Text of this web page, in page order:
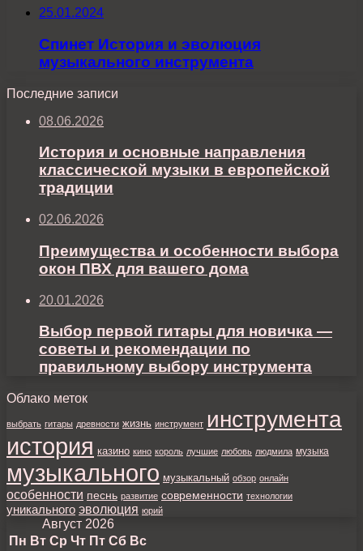
25.01.2024
Спинет История и эволюция
музыкального инструмента
Последние записи
08.06.2026
История и основные направления
классической музыки в европейской
традиции
02.06.2026
Преимущества и особенности выбора
окон ПВХ для вашего дома
20.01.2026
Выбор первой гитары для новичка —
советы и рекомендации по
правильному выбору инструмента
Облако меток
выбрать гитары древности жизнь инструмент инструмента
история казино кино король лучшие любовь людмила музыка
музыкального музыкальный обзор онлайн
особенности песнь развитие современности технологии
уникального эволюция юрий
Август 2026
Пн Вт Ср Чт Пт Сб Вс